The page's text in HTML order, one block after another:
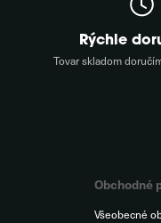
Rýchle
Tovar skladom
Obchodné
Všeobecné